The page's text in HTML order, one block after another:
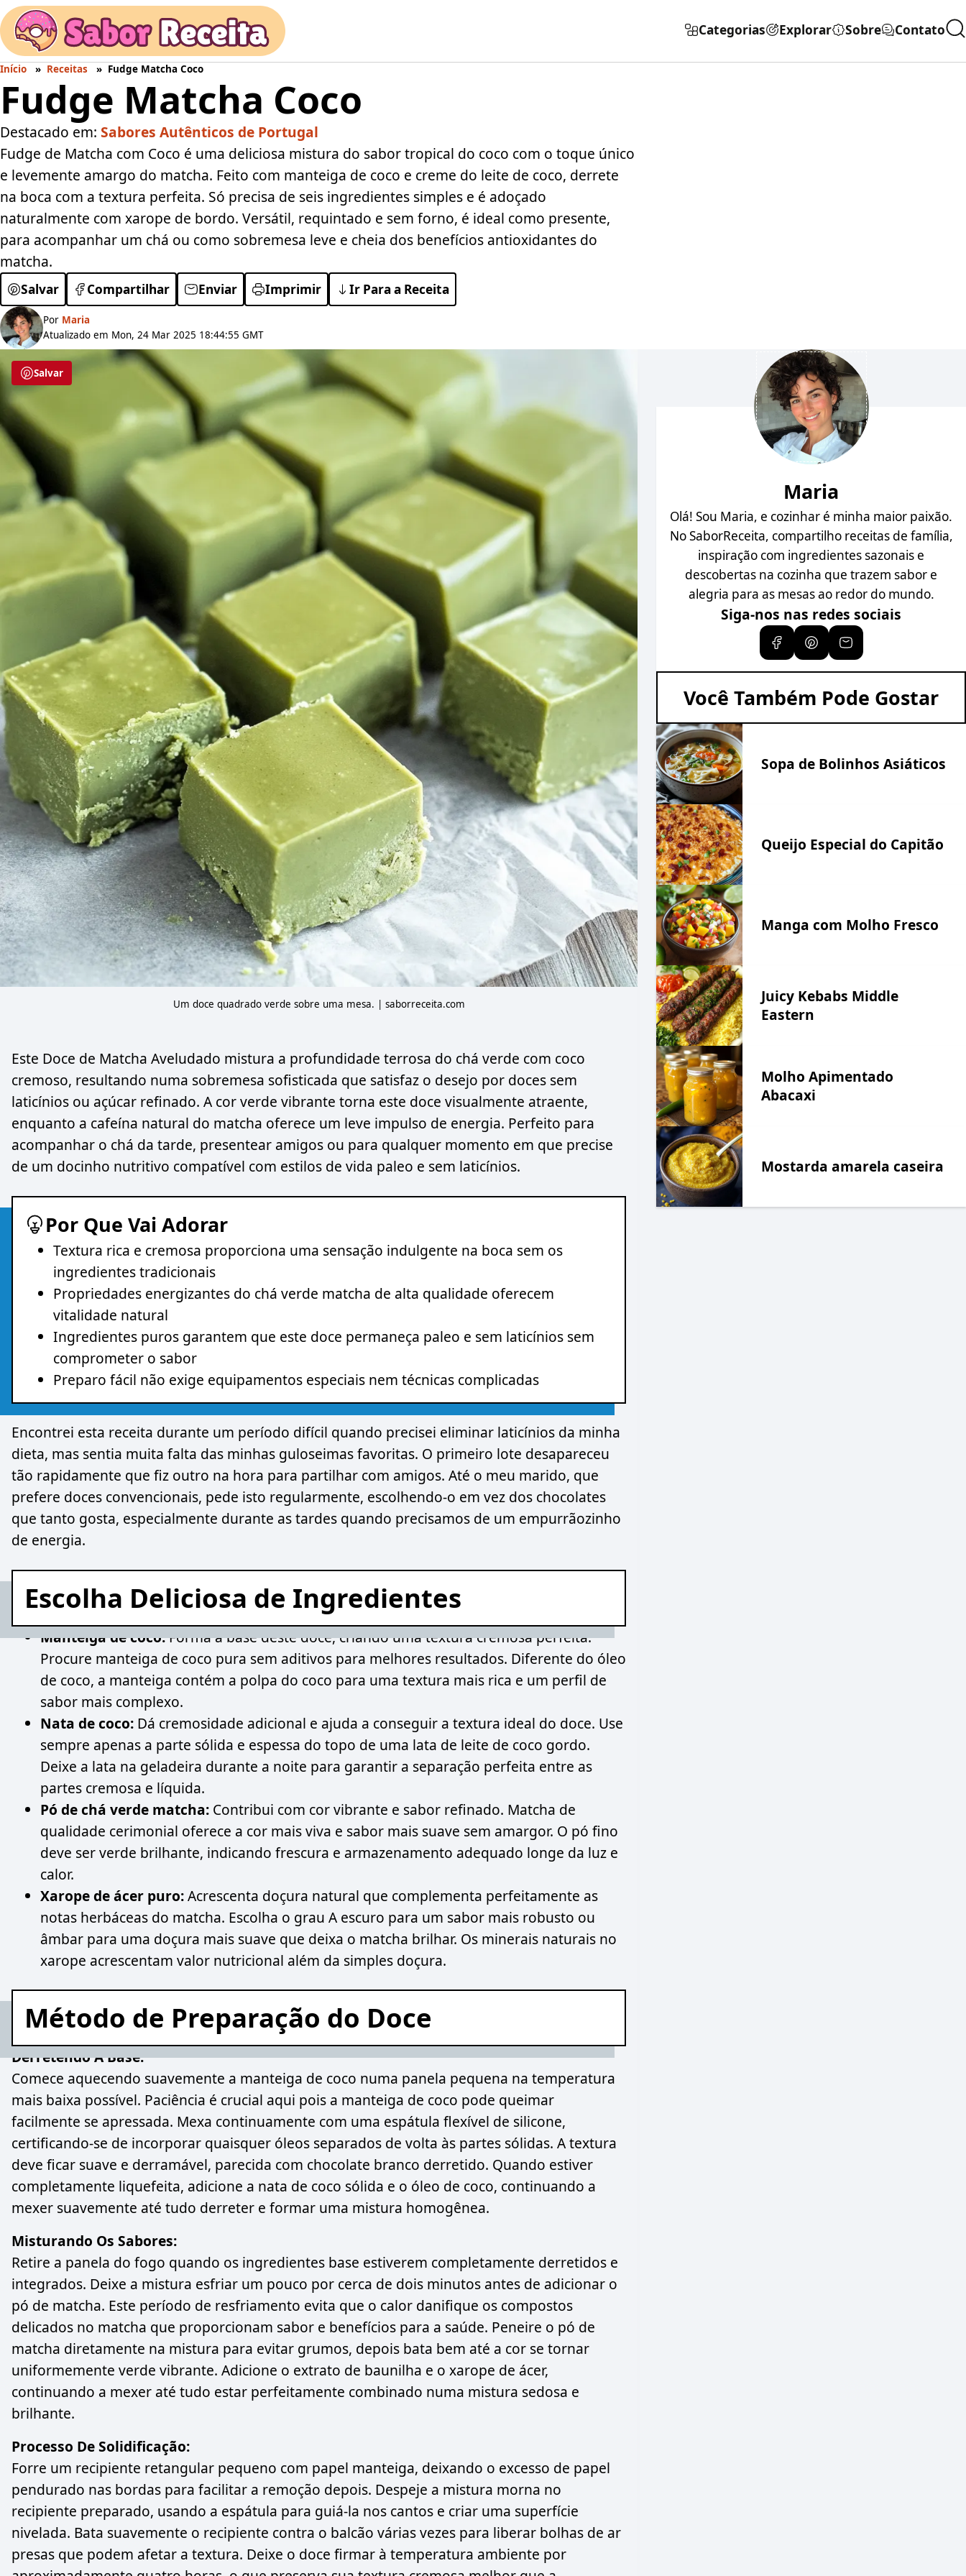
Categorias Explorar Sobre Contato
Início Receitas Fudge Matcha Coco
Fudge Matcha Coco
Destacado em: Sabores Autênticos de Portugal
Fudge de Matcha com Coco é uma deliciosa mistura do sabor tropical do coco com o toque único
e levemente amargo do matcha. Feito com manteiga de coco e creme do leite de coco, derrete
na boca com a textura perfeita. Só precisa de seis ingredientes simples e é adoçado
naturalmente com xarope de bordo. Versátil, requintado e sem forno, é ideal como presente,
para acompanhar um chá ou como sobremesa leve e cheia dos benefícios antioxidantes do
matcha.
Salvar Compartilhar Enviar Imprimir Ir Para a Receita
Por Maria
Atualizado em Mon, 24 Mar 2025 18:44:55 GMT
Salvar
Um doce quadrado verde sobre uma mesa. | saborreceita.com
Este Doce de Matcha Aveludado mistura a profundidade terrosa do chá verde com coco
cremoso, resultando numa sobremesa sofisticada que satisfaz o desejo por doces sem
laticínios ou açúcar refinado. A cor verde vibrante torna este doce visualmente atraente,
enquanto a cafeína natural do matcha oferece um leve impulso de energia. Perfeito para
acompanhar o chá da tarde, presentear amigos ou para qualquer momento em que precise
de um docinho nutritivo compatível com estilos de vida paleo e sem laticínios.
Por Que Vai Adorar
Textura rica e cremosa proporciona uma sensação indulgente na boca sem os
ingredientes tradicionais
Propriedades energizantes do chá verde matcha de alta qualidade oferecem
vitalidade natural
Ingredientes puros garantem que este doce permaneça paleo e sem laticínios sem
comprometer o sabor
Preparo fácil não exige equipamentos especiais nem técnicas complicadas
Encontrei esta receita durante um período difícil quando precisei eliminar laticínios da minha
dieta, mas sentia muita falta das minhas guloseimas favoritas. O primeiro lote desapareceu
tão rapidamente que fiz outro na hora para partilhar com amigos. Até o meu marido, que
prefere doces convencionais, pede isto regularmente, escolhendo-o em vez dos chocolates
que tanto gosta, especialmente durante as tardes quando precisamos de um empurrãozinho
de energia.
Escolha Deliciosa de Ingredientes
Manteiga de coco:Forma a base deste doce, criando uma textura cremosa perfeita.
Procure manteiga de coco pura sem aditivos para melhores resultados. Diferente do óleo
de coco, a manteiga contém a polpa do coco para uma textura mais rica e um perfil de
sabor mais complexo.
Nata de coco: Dá cremosidade adicional e ajuda a conseguir a textura ideal do doce. Use
sempre apenas a parte sólida e espessa do topo de uma lata de leite de coco gordo.
Deixe a lata na geladeira durante a noite para garantir a separação perfeita entre as
partes cremosa e líquida.
Pó de chá verde matcha: Contribui com cor vibrante e sabor refinado. Matcha de
qualidade cerimonial oferece a cor mais viva e sabor mais suave sem amargor. O pó fino
deve ser verde brilhante, indicando frescura e armazenamento adequado longe da luz e
calor.
Xarope de ácer puro:Acrescenta doçura natural que complementa perfeitamente as
notas herbáceas do matcha. Escolha o grau A escuro para um sabor mais robusto ou
âmbar para uma doçura mais suave que deixa o matcha brilhar. Os minerais naturais no
xarope acrescentam valor nutricional além da simples doçura.
Método de Preparação do Doce
Derretendo A Base:
Comece aquecendo suavemente a manteiga de coco numa panela pequena na temperatura
mais baixa possível. Paciência é crucial aqui pois a manteiga de coco pode queimar
facilmente se apressada. Mexa continuamente com uma espátula flexível de silicone,
certificando-se de incorporar quaisquer óleos separados de volta às partes sólidas. A textura
deve ficar suave e derramável, parecida com chocolate branco derretido. Quando estiver
completamente liquefeita, adicione a nata de coco sólida e o óleo de coco, continuando a
mexer suavemente até tudo derreter e formar uma mistura homogênea.
Misturando Os Sabores:
Retire a panela do fogo quando os ingredientes base estiverem completamente derretidos e
integrados. Deixe a mistura esfriar um pouco por cerca de dois minutos antes de adicionar o
pó de matcha. Este período de resfriamento evita que o calor danifique os compostos
delicados no matcha que proporcionam sabor e benefícios para a saúde. Peneire o pó de
matcha diretamente na mistura para evitar grumos, depois bata bem até a cor se tornar
uniformemente verde vibrante. Adicione o extrato de baunilha e o xarope de ácer,
continuando a mexer até tudo estar perfeitamente combinado numa mistura sedosa e
brilhante.
Processo De Solidificação:
Forre um recipiente retangular pequeno com papel manteiga, deixando o excesso de papel
pendurado nas bordas para facilitar a remoção depois. Despeje a mistura morna no
recipiente preparado, usando a espátula para guiá-la nos cantos e criar uma superfície
nivelada. Bata suavemente o recipiente contra o balcão várias vezes para liberar bolhas de ar
presas que podem afetar a textura. Deixe o doce firmar à temperatura ambiente por
Maria
Olá! Sou Maria, e cozinhar é minha maior paixão.
No SaborReceita, compartilho receitas de família,
inspiração com ingredientes sazonais e
descobertas na cozinha que trazem sabor e
alegria para as mesas ao redor do mundo.
Siga-nos nas redes sociais
Você Também Pode Gostar
Sopa de Bolinhos Asiáticos
Queijo Especial do Capitão
Manga com Molho Fresco
Juicy Kebabs Middle
Eastern
Molho Apimentado
Abacaxi
Mostarda amarela caseira